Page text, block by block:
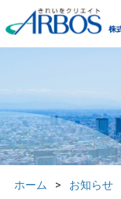
ホーム > お知らせ